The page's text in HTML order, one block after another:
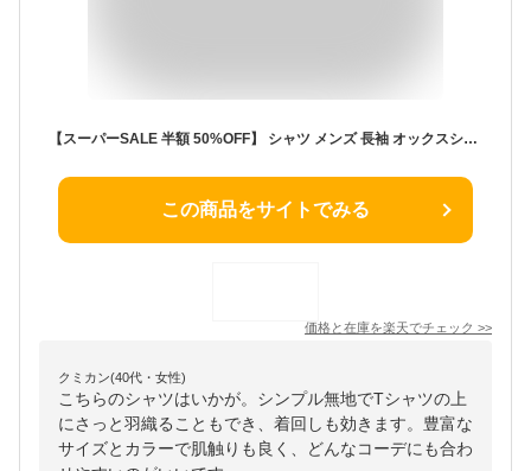
【スーパーSALE 半額 50%OFF】 シャツ メンズ 長袖 オックスシャツ ボタンダウン オックスフォード メンズシャツ シャツブラウス Yシャツ 長袖シャツ シンプル レギュラーサイズ ブラウス 父の日 父の日ギフト 父の日 父の日ギフト 全9色 3992420 ジェネレス
この商品をサイトでみる
価格と在庫を楽天でチェック >>
クミカン(40代・女性)
こちらのシャツはいかが。シンプル無地でTシャツの上
にさっと羽織ることもでき、着回しも効きます。豊富な
サイズとカラーで肌触りも良く、どんなコーデにも合わ